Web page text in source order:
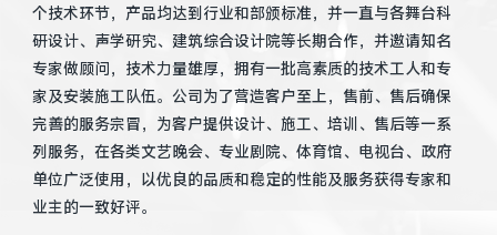
个技术环节，产品均达到行业和部颁标准，并一直与各舞台科
研设计、声学研究、建筑综合设计院等长期合作，并邀请知名
专家做顾问，技术力量雄厚，拥有一批高素质的技术工人和专
家及安装施工队伍。公司为了营造客户至上，售前、售后确保
完善的服务宗冒，为客户提供设计、施工、培训、售后等一系
列服务，在各类文艺晚会、专业剧院、体育馆、电视台、政府
单位广泛使用，以优良的品质和稳定的性能及服务获得专家和
业主的一致好评。